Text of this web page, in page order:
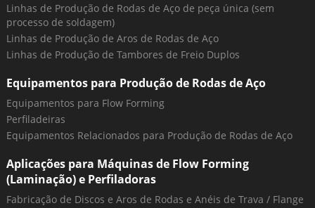
Linhas de Produção de Rodas de Aço de peça única (sem
processo de soldagem)
Linhas de Produção de Aros de Rodas de Aço
Linhas de Produção de Tambores de Freio Duplos
Equipamentos para Produção de Rodas de Aço
Equipamentos para Flow Forming
Perfiladeiras
Equipamentos Relacionados para Produção de Rodas de Aço
Aplicações para Máquinas de Flow Forming
(Laminação) e Perfiladoras
Fabricação de Discos e Aros de Rodas e Anéis de Trava / Flange